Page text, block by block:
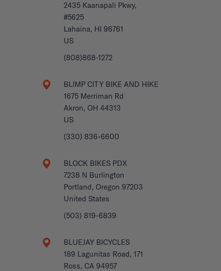
2435 Kaanapali Pkwy,
#5625
Lahaina, HI 96761
US
(808)868-1272
BLIMP CITY BIKE AND HIKE
1675 Merriman Rd
Akron, OH 44313
US
(330) 836-6600
BLOCK BIKES PDX
7238 N Burlington
Portland, Oregon 97203
United States
(503) 819-6839
BLUEJAY BICYCLES
189 Lagunitas Road, 171
Ross, CA 94957